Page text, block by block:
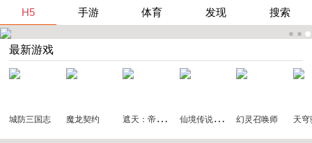
H5 手游 体育 发现 搜索
最新游戏
城防三国志 魔龙契约 遮
天：帝路争锋 仙
境传说：破晓 幻灵召唤师 天穹